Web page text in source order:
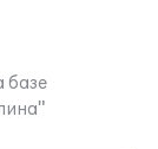
базе